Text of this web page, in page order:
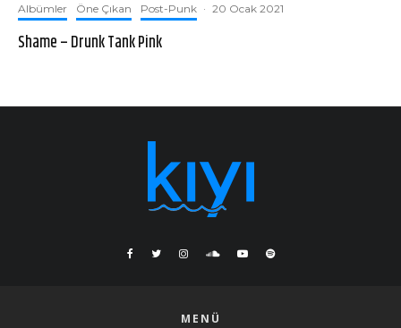
Albümler Öne Çıkan Post-Punk · 20 Ocak 2021
Shame – Drunk Tank Pink
MENÜ